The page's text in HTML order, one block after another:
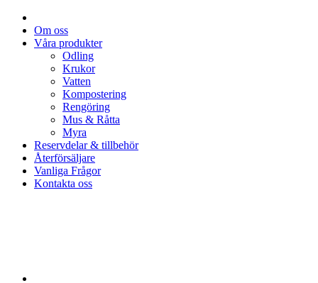
Om oss
Våra produkter
Odling
Krukor
Vatten
Kompostering
Rengöring
Mus & Råtta
Myra
Reservdelar & tillbehör
Återförsäljare
Vanliga Frågor
Kontakta oss